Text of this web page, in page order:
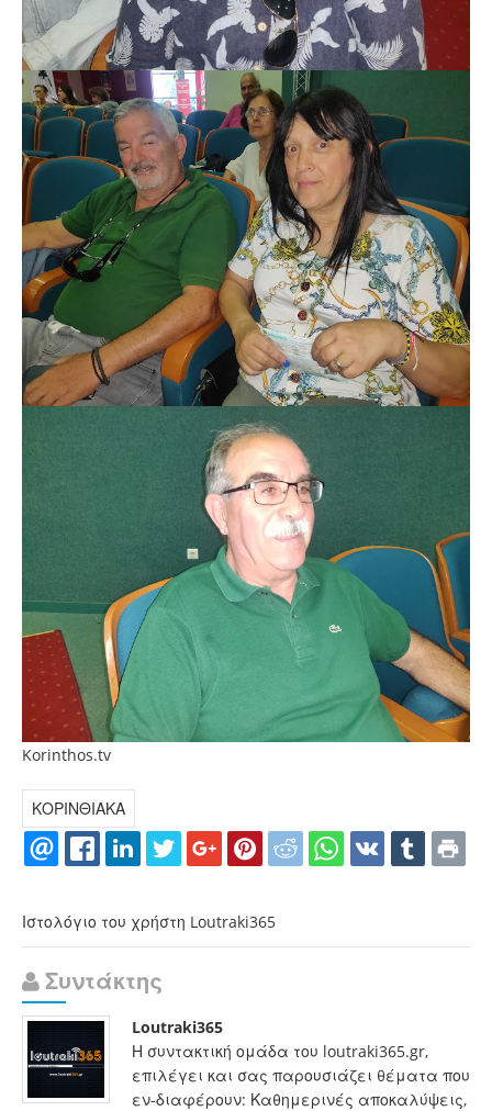
Korinthos.tv
ΚΟΡΙΝΘΙΑΚΑ
Ιστολόγιο του χρήστη Loutraki365
Συντάκτης
Loutraki365
Η συντακτική ομάδα του loutraki365.gr,
επιλέγει και σας παρουσιάζει θέματα που
εν-διαφέρουν: Καθημερινές αποκαλύψεις,